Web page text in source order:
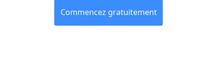
Commencez gratuitement